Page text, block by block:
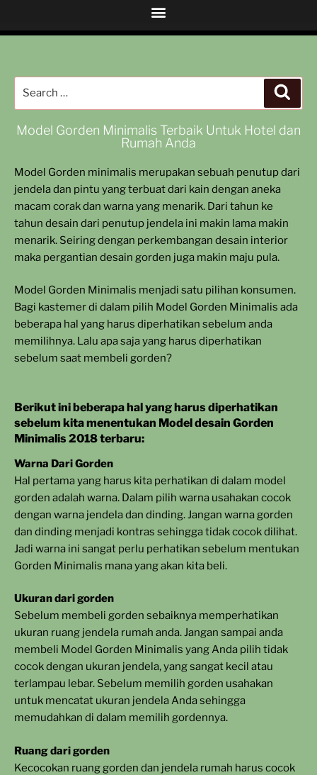
Model Gorden Minimalis Terbaik Untuk Hotel dan
Rumah Anda
Model Gorden minimalis merupakan sebuah penutup dari
jendela dan pintu yang terbuat dari kain dengan aneka
macam corak dan warna yang menarik. Dari tahun ke
tahun desain dari penutup jendela ini makin lama makin
menarik. Seiring dengan perkembangan desain interior
maka pergantian desain gorden juga makin maju pula.
Model Gorden Minimalis menjadi satu pilihan konsumen.
Bagi kastemer di dalam pilih Model Gorden Minimalis ada
beberapa hal yang harus diperhatikan sebelum anda
memilihnya. Lalu apa saja yang harus diperhatikan
sebelum saat membeli gorden?
Berikut ini beberapa hal yang harus diperhatikan
sebelum kita menentukan Model desain Gorden
Minimalis 2018 terbaru:
Warna Dari Gorden
Hal pertama yang harus kita perhatikan di dalam model
gorden adalah warna. Dalam pilih warna usahakan cocok
dengan warna jendela dan dinding. Jangan warna gorden
dan dinding menjadi kontras sehingga tidak cocok dilihat.
Jadi warna ini sangat perlu perhatikan sebelum mentukan
Gorden Minimalis mana yang akan kita beli.
Ukuran dari gorden
Sebelum membeli gorden sebaiknya memperhatikan
ukuran ruang jendela rumah anda. Jangan sampai anda
membeli Model Gorden Minimalis yang Anda pilih tidak
cocok dengan ukuran jendela, yang sangat kecil atau
terlampau lebar. Sebelum memilih gorden usahakan
untuk mencatat ukuran jendela Anda sehingga
memudahkan di dalam memilih gordennya.
Ruang dari gorden
Kecocokan ruang gorden dan jendela rumah harus cocok